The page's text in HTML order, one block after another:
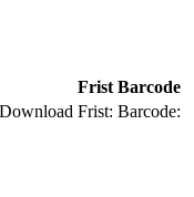
Frist Barcode
Frist: Barcode: